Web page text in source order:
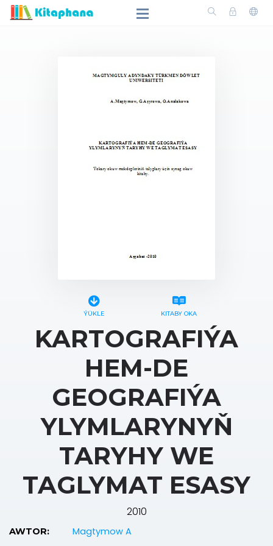
ÝÜKLE KITABY OKA
KARTOGRAFIÝA
HEM-DE
GEOGRAFIÝA
YLYMLARYNYŇ
TARYHY WE
TAGLYMAT ESASY
2010
AWTOR: Magtymow A